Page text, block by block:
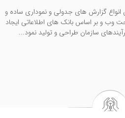
گزارش های جدولی و نموداری ساده و
وب و بر اساس بانک های اطلاعاتی ایجاد
سازمان طراحی و تولید نمود...